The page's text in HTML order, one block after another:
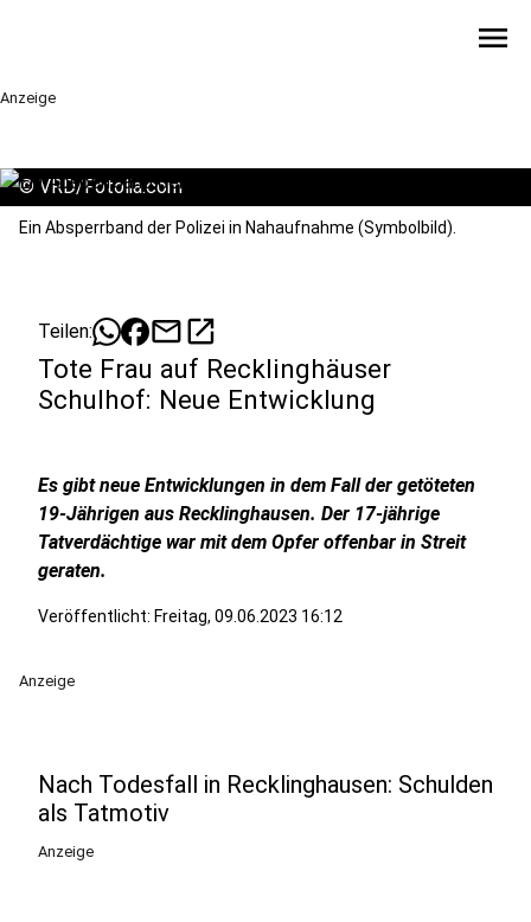
menu
Anzeige
© VRD/Fotolia.com
Ein Absperrband der Polizei in Nahaufnahme (Symbolbild).
Teilen: mailopen_in_new
Tote Frau auf Recklinghäuser
Schulhof: Neue Entwicklung
Es gibt neue Entwicklungen in dem Fall der getöteten
19-Jährigen aus Recklinghausen. Der 17-jährige
Tatverdächtige war mit dem Opfer offenbar in Streit
geraten.
Veröffentlicht: Freitag, 09.06.2023 16:12
Anzeige
Nach Todesfall in Recklinghausen: Schulden
als Tatmotiv
Anzeige